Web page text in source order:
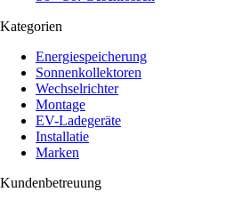
Kategorien
Energiespeicherung
Sonnenkollektoren
Wechselrichter
Montage
EV-Ladegeräte
Installatie
Marken
Kundenbetreuung